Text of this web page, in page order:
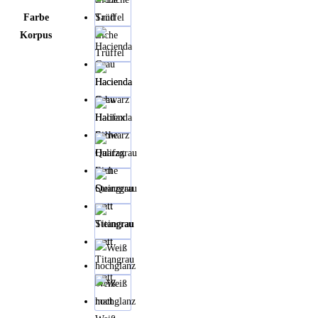
Farbe
Korpus
Sand
Eiche
Trüffel
Hacienda
Grau
Hacienda
Schwarz
Halifax
Eiche
Quarzgrau
matt
Steingrau
matt
Titangrau
matt
Weiß
hochglanz